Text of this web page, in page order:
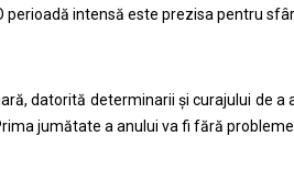
perioadă intensă este prezisa pentru
datorită determinarii și curajului de
jumătate a anului va fi fără